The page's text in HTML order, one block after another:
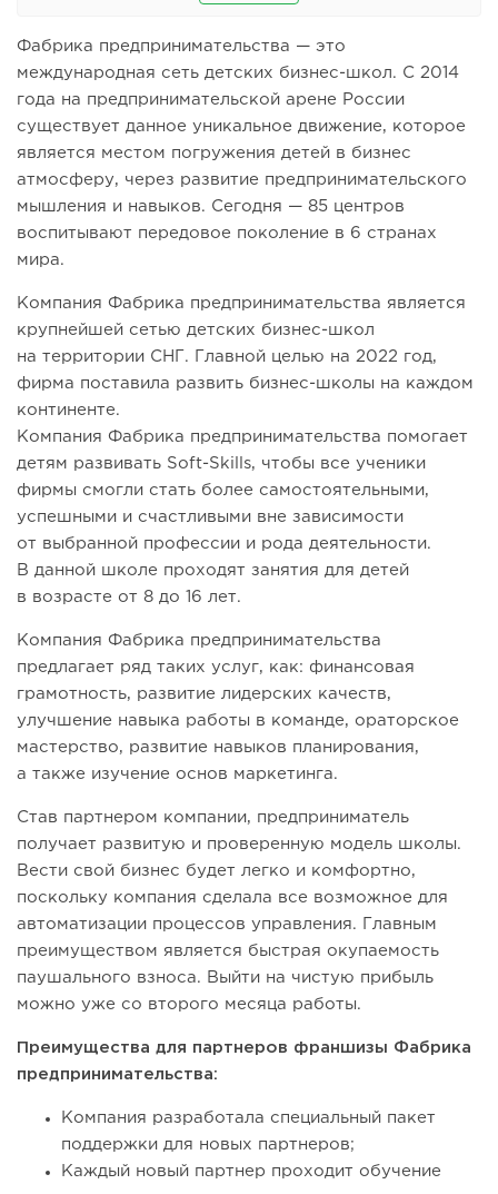
Фабрика предпринимательства — это
международная сеть детских бизнес-школ. С 2014
года на предпринимательской арене России
существует данное уникальное движение, которое
является местом погружения детей в бизнес
атмосферу, через развитие предпринимательского
мышления и навыков. Сегодня — 85 центров
воспитывают передовое поколение в 6 странах
мира.
Компания Фабрика предпринимательства является
крупнейшей сетью детских бизнес-школ
на территории СНГ. Главной целью на 2022 год,
фирма поставила развить бизнес-школы на каждом
континенте.
Компания Фабрика предпринимательства помогает
детям развивать Soft-Skills, чтобы все ученики
фирмы смогли стать более самостоятельными,
успешными и счастливыми вне зависимости
от выбранной профессии и рода деятельности.
В данной школе проходят занятия для детей
в возрасте от 8 до 16 лет.
Компания Фабрика предпринимательства
предлагает ряд таких услуг, как: финансовая
грамотность, развитие лидерских качеств,
улучшение навыка работы в команде, ораторское
мастерство, развитие навыков планирования,
а также изучение основ маркетинга.
Став партнером компании, предприниматель
получает развитую и проверенную модель школы.
Вести свой бизнес будет легко и комфортно,
поскольку компания сделала все возможное для
автоматизации процессов управления. Главным
преимуществом является быстрая окупаемость
паушального взноса. Выйти на чистую прибыль
можно уже со второго месяца работы.
Преимущества для партнеров франшизы Фабрика
предпринимательства:
Компания разработала специальный пакет
поддержки для новых партнеров;
Каждый новый партнер проходит обучение